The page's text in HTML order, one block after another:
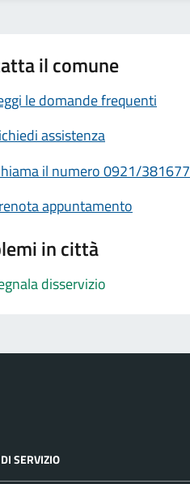
il comune
le domande frequenti
assistenza
il numero 0921/381677
appuntamento
in città
disservizio
SERVIZIO